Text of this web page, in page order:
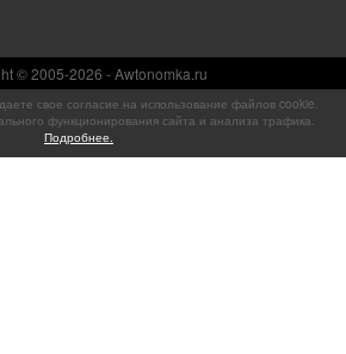
© 2005-2026 - Awtonomka.ru
свое согласие на использование файлов cookie.
функционирования сайта и анализа трафика.
Подробнее.